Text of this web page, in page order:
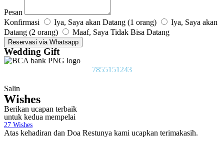
Pesan
Konfirmasi
Iya, Saya akan Datang (1 orang)
Iya, Saya akan
Datang (2 orang)
Maaf, Saya Tidak Bisa Datang
Reservasi via Whatsapp
Wedding Gift
7855151243
Salin
Wishes
Berikan ucapan terbaik
untuk kedua mempelai
27 Wishes
Atas kehadiran dan Doa Restunya kami ucapkan terimakasih.